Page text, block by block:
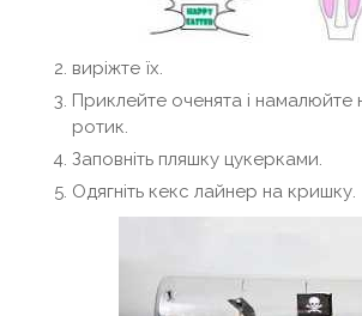
виріжте їх.
Приклейте оченята і намалюйте
ротик.
Заповніть пляшку цукерками.
Одягніть кекс лайнер на кришку.